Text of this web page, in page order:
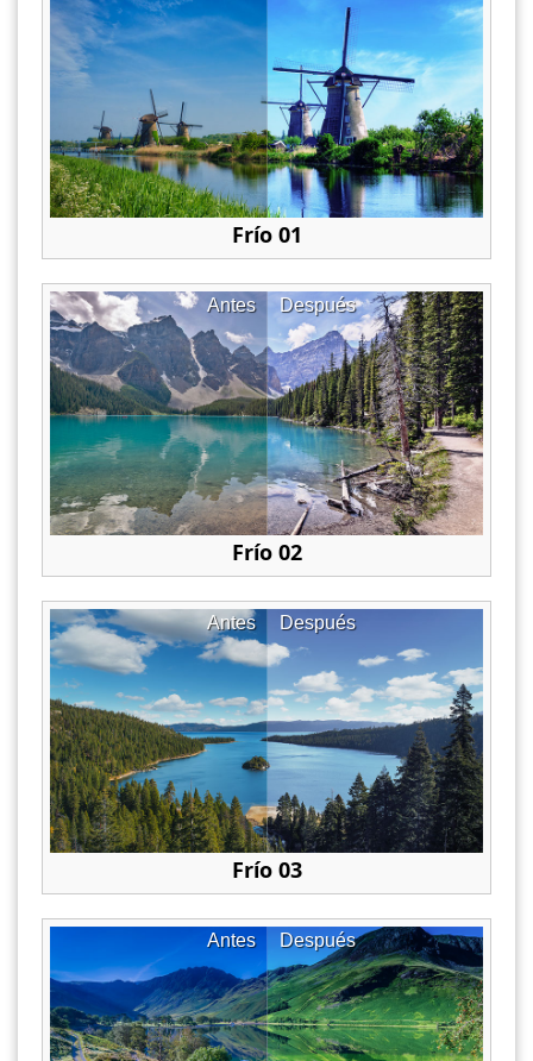
Frío 01
Después
Antes
Frío 02
Después
Antes
Frío 03
Después
Antes